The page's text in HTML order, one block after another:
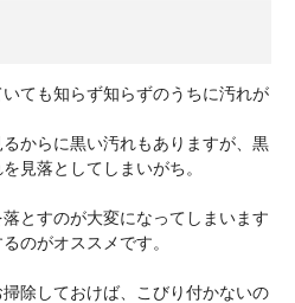
ても知らず知らずのうちに汚れが
からに黒い汚れもありますが、黒
見落としてしまいがち。
とすのが大変になってしまいます
のがオススメです。
除しておけば、こびり付かないの